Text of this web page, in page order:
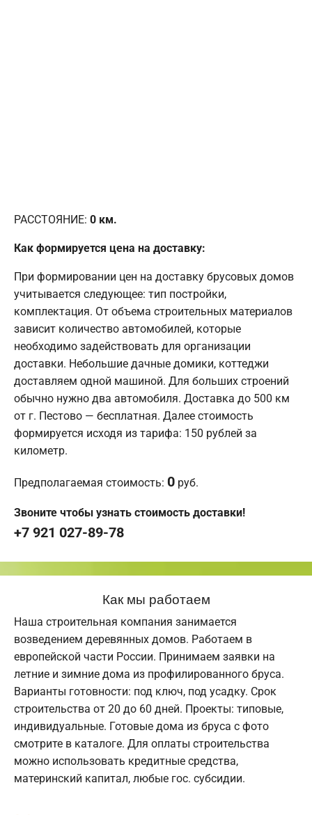
РАССТОЯНИЕ: 0 км.
Как формируется цена на доставку:
При формировании цен на доставку брусовых домов
учитывается следующее: тип постройки,
комплектация. От объема строительных материалов
зависит количество автомобилей, которые
необходимо задействовать для организации
доставки. Небольшие дачные домики, коттеджи
доставляем одной машиной. Для больших строений
обычно нужно два автомобиля. Доставка до 500 км
от г. Пестово — бесплатная. Далее стоимость
формируется исходя из тарифа: 150 рублей за
километр.
Предполагаемая стоимость: 0 руб.
Звоните чтобы узнать стоимость доставки!
+7 921 027-89-78
Как мы работаем
Наша строительная компания занимается
возведением деревянных домов. Работаем в
европейской части России. Принимаем заявки на
летние и зимние дома из профилированного бруса.
Варианты готовности: под ключ, под усадку. Срок
строительства от 20 до 60 дней. Проекты: типовые,
индивидуальные. Готовые дома из бруса с фото
смотрите в каталоге. Для оплаты строительства
можно использовать кредитные средства,
материнский капитал, любые гос. субсидии.